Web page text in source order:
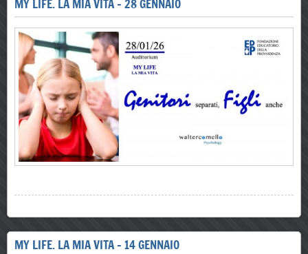
MY LIFE. LA MIA VITA - 28 GENNAIO
MY LIFE. LA MIA VITA - 14 GENNAIO